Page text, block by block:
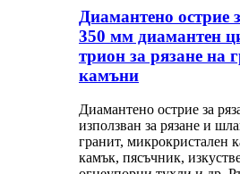
Диамантено острие
350 мм диамантен
трион за рязане на
камъни
Диамантено острие за
използван за рязане и
гранит, микрокристален
камък, пясъчник,